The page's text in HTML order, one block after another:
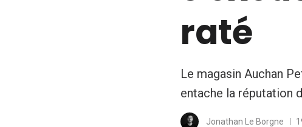
raté
Le magasin Auchan
entache la réputation
Jonathan Le Borgne